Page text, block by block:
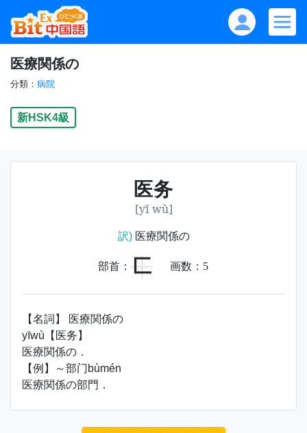
医療関係の
分類： 病院
新HSK4級
医务
[yī wù]
訳)医療関係の
部首： 匚 画数： 5
【名詞】 医療関係の
yīwù【医务】
医療関係の．
【例】～部门bùmén
医療関係の部門．